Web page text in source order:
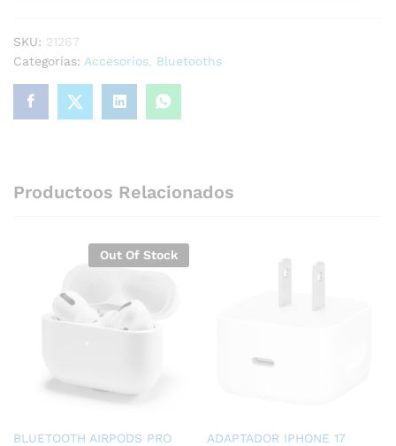
SKU: 21267
Categorías: Accesorios Bluetooths
Productoos Relacionados
Out Of Stock
BLUETOOTH AIRPODS PRO
ADAPTADOR IPHONE 17